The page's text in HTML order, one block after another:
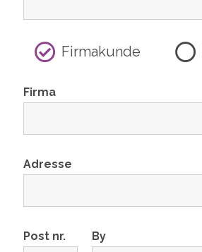
Firmakunde
Firma
Adresse
Post nr. By